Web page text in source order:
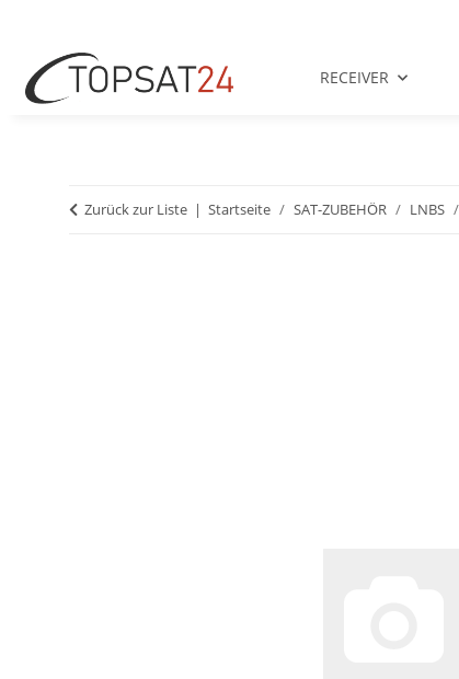
RECEIVER
Zurück zur Liste Startseite SAT-ZUBEHÖR LNBS